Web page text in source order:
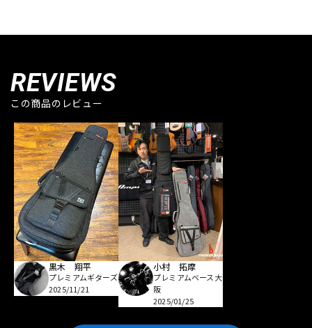
REVIEWS
この商品のレビュー
黒木 翔平
プレミアムギターズ
2025/11/21
小村 拓摩
プレミアムベース大
阪
2025/01/25